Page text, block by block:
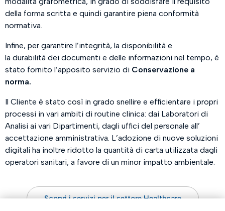
della forma scritta e quindi garantire piena conformità
normativa.
Infine, per garantire l’integrità, la disponibilità e
la durabilità dei documenti e delle informazioni nel tempo, è
stato fornito l’apposito servizio di Conservazione a
norma.
Il Cliente è stato così in grado snellire e efficientare i propri
processi in vari ambiti di routine clinica: dai Laboratori di
Analisi ai vari Dipartimenti, dagli uffici del personale all’
accettazione amministrativa. L’adozione di nuove soluzioni
digitali ha inoltre ridotto la quantità di carta utilizzata dagli
operatori sanitari, a favore di un minor impatto ambientale.
Scopri i servizi per il settore Healthcare